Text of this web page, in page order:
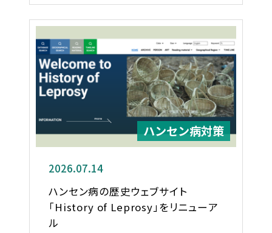
ハンセン病対策
2026.07.14
ハンセン病の歴史ウェブサイト
「History of Leprosy」をリニューア
ル